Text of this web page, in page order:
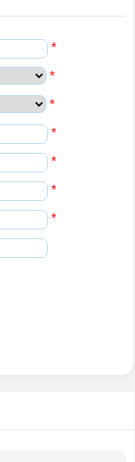
*
*
*
*
*
*
*